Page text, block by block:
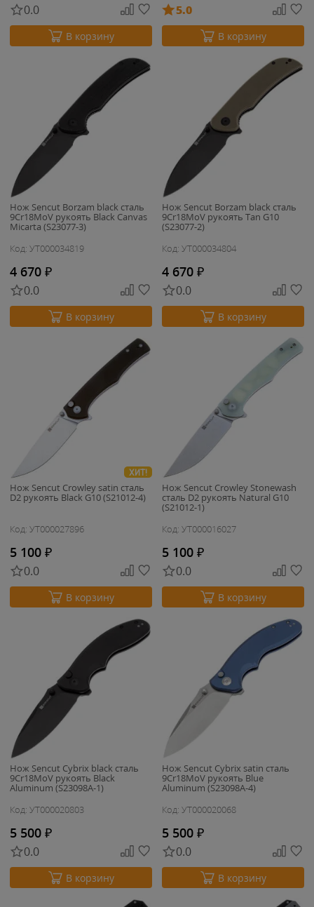
0.0
В корзину
5.0
В корзину
Нож Sencut Borzam black сталь
9Cr18MoV рукоять Black Canvas
Micarta (S23077-3)
Код: УТ000034819
4 670 ₽
0.0
В корзину
Нож Sencut Borzam black сталь
9Cr18MoV рукоять Tan G10
(S23077-2)
Код: УТ000034804
4 670 ₽
0.0
В корзину
ХИТ!
Нож Sencut Crowley satin сталь
D2 рукоять Black G10 (S21012-4)
Код: УТ000027896
5 100 ₽
0.0
В корзину
Нож Sencut Crowley Stonewash
сталь D2 рукоять Natural G10
(S21012-1)
Код: УТ000016027
5 100 ₽
0.0
В корзину
Нож Sencut Cybrix black сталь
9Cr18MoV рукоять Black
Aluminum (S23098A-1)
Код: УТ000020803
5 500 ₽
0.0
В корзину
Нож Sencut Cybrix satin сталь
9Cr18MoV рукоять Blue
Aluminum (S23098A-4)
Код: УТ000020068
5 500 ₽
0.0
В корзину